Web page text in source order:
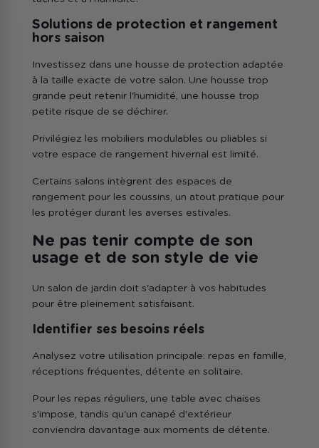
Solutions de protection et rangement
hors saison
Investissez dans une housse de protection adaptée
à la taille exacte de votre salon. Une housse trop
grande peut retenir l'humidité, une housse trop
petite risque de se déchirer.
Privilégiez les mobiliers modulables ou pliables si
votre espace de rangement hivernal est limité.
Certains salons intègrent des espaces de
rangement pour les coussins, un atout pratique pour
les protéger durant les averses estivales.
Ne pas tenir compte de son
usage et de son style de vie
Un salon de jardin doit s'adapter à vos habitudes
pour être pleinement satisfaisant.
Identifier ses besoins réels
Analysez votre utilisation principale: repas en famille,
réceptions fréquentes, détente en solitaire.
Pour les repas réguliers, une table avec chaises
s'impose, tandis qu'un canapé d'extérieur
conviendra davantage aux moments de détente.